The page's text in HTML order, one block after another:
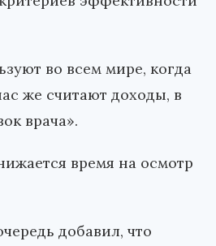
во всем мире, когда
же считают доходы, в
врача».
время на осмотр
добавил, что